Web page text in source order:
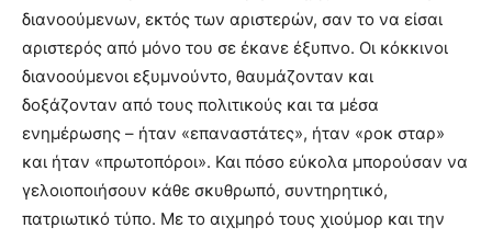
διανοούμενων, εκτός των αριστερών, σαν το να είσαι
αριστερός από μόνο του σε έκανε έξυπνο. Οι κόκκινοι
διανοούμενοι εξυμνούντο, θαυμάζονταν και
δοξάζονταν από τους πολιτικούς και τα μέσα
ενημέρωσης – ήταν «επαναστάτες», ήταν «ροκ σταρ»
και ήταν «πρωτοπόροι». Και πόσο εύκολα μπορούσαν να
γελοιοποιήσουν κάθε σκυθρωπό, συντηρητικό,
πατριωτικό τύπο. Με το αιχμηρό τους χιούμορ και την